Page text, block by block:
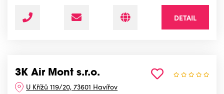
DETAIL
3K Air Mont s.r.o.
U Křížů 119/20, 73601 Havířov